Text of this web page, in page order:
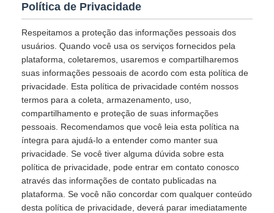
Política de Privacidade
Respeitamos a proteção das informações pessoais dos
usuários. Quando você usa os serviços fornecidos pela
plataforma, coletaremos, usaremos e compartilharemos
suas informações pessoais de acordo com esta política de
privacidade. Esta política de privacidade contém nossos
termos para a coleta, armazenamento, uso,
compartilhamento e proteção de suas informações
pessoais. Recomendamos que você leia esta política na
íntegra para ajudá-lo a entender como manter sua
privacidade. Se você tiver alguma dúvida sobre esta
política de privacidade, pode entrar em contato conosco
através das informações de contato publicadas na
plataforma. Se você não concordar com qualquer conteúdo
desta política de privacidade, deverá parar imediatamente